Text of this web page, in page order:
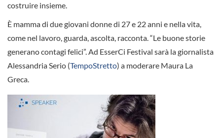
costruire insieme.
È mamma di due giovani donne di 27 e 22 anni e nella vita,
come nel lavoro, guarda, ascolta, racconta. “Le buone storie
generano contagi felici”. Ad EsserCi Festival sarà la giornalista
Alessandria Serio (TempoStretto) a moderare Maura La
Greca.